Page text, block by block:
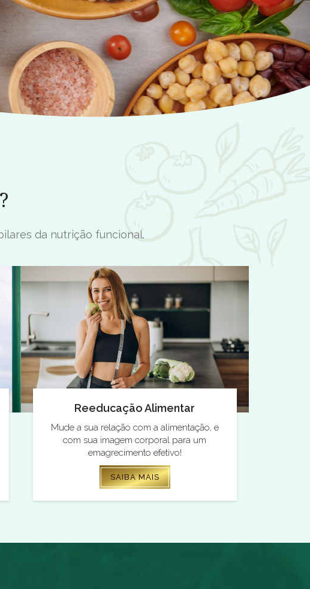
da nutrição funcional.
Reeducação Alimentar
Mude a sua relação com a alimentação, e
com sua imagem corporal para um
emagrecimento efetivo!
SAIBA MAIS